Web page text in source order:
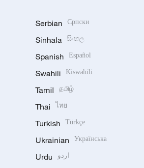
Serbian Српски
Sinhala සිංහල
Spanish Español
Swahili Kiswahili
Tamil தமிழ்
Thai ไทย
Turkish Türkçe
Ukrainian Українська
Urdu اردو